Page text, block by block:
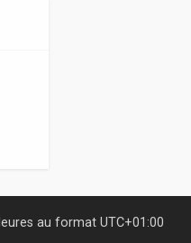
au format UTC+01:00